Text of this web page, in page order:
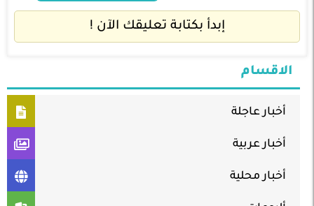
إبدأ بكتابة تعليقك الآن !
الاقسام
أخبار عاجلة
أخبار عربية
أخبار محلية